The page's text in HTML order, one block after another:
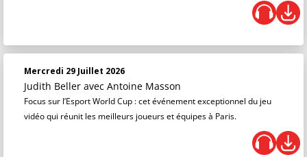
Mercredi 29 Juillet 2026
Judith Beller avec Antoine Masson
Focus sur l’Esport World Cup : cet événement exceptionnel du jeu
vidéo qui réunit les meilleurs joueurs et équipes à Paris.